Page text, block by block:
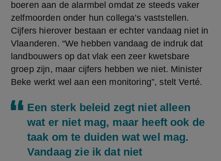
boeren aan de alarmbel omdat ze steeds vaker
zelfmoorden onder hun collega’s vaststellen.
Cijfers hierover bestaan er echter vandaag niet in
Vlaanderen. “We hebben vandaag de indruk dat
landbouwers op dat vlak een zeer kwetsbare
groep zijn, maar cijfers hebben we niet. Minister
Beke werkt wel aan een monitoring”, stelt Verté.
Een sterk beleid zegt niet alleen
wat er niet mag, maar heeft ook de
taak om te duiden wat wel mag.
Vandaag zie ik dat niet